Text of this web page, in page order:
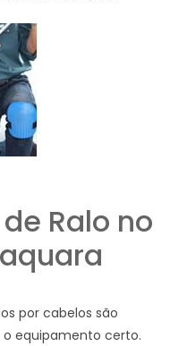
Ralo no
por cabelos são
equipamento certo.